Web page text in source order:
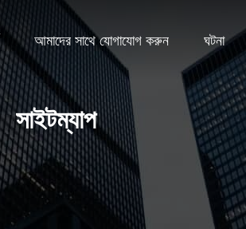
আমাদের সাথে যোগাযোগ করুন ঘটনা
সাইটম্যাপ